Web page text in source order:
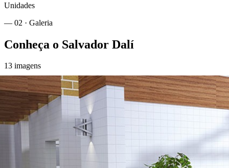
Unidades
— 02 · Galeria
Conheça o Salvador Dalí
13 imagens